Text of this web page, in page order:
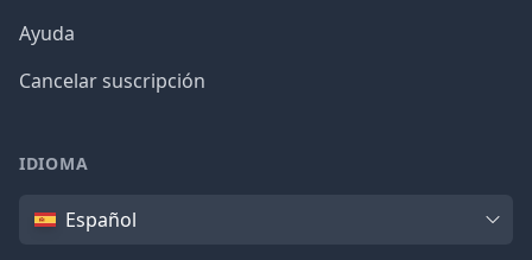
Ayuda
Cancelar suscripción
IDIOMA
IdiomaEspañol